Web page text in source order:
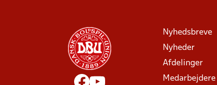
Nyhedsbreve
Nyheder
Afdelinger
Medarbejdere